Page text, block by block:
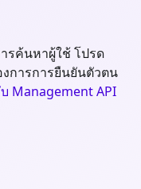
รค้นหาผู้ใช้ โปรด
การการยืนยันตัวตน
Management API